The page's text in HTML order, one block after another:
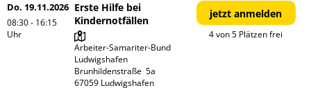
Do. 19.11.2026
08:30 - 16:15
Uhr
Erste Hilfe bei
Kindernotfällen
Arbeiter-Samariter-Bund
Ludwigshafen
Brunhildenstraße  5a
67059 Ludwigshafen
jetzt anmelden
4 von 5 Plätzen frei